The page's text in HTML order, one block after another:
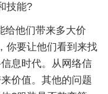
技能?
他们带来多大价
你要让他们看到来找
息时代。从网络信
价值。其他的问题